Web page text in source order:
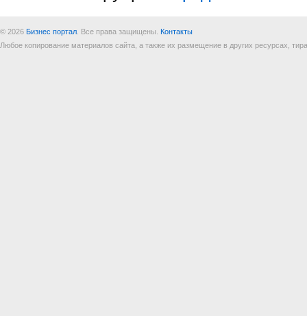
© 2026 Бизнес портал . Все права защищены. Контакты
Любое копирование материалов сайта, а также их размещение в других ресурсах,